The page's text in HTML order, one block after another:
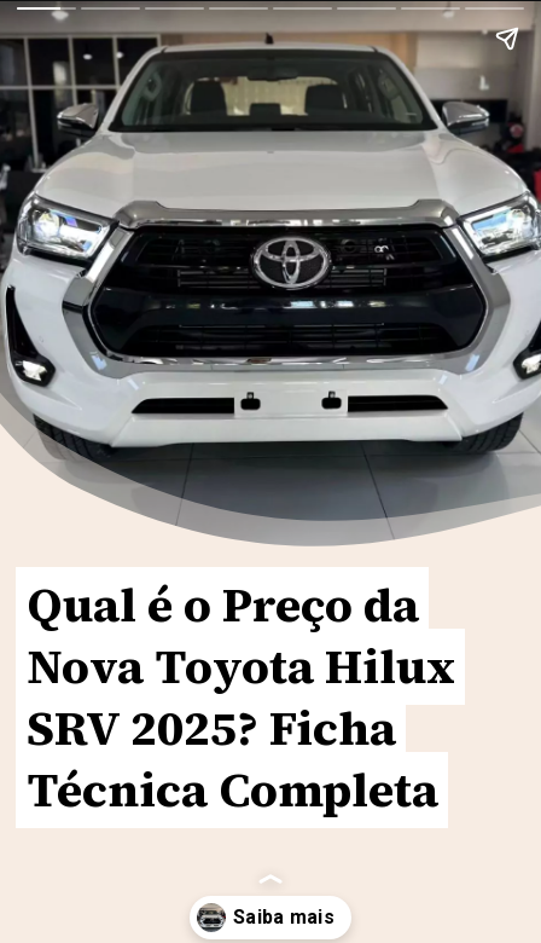
Qual é o Preço da
Nova Toyota Hilux
SRV 2025? Ficha
Técnica Completa
Qual é o Preço da
Nova Toyota Hilux
SRV 2025? Ficha
Técnica Completa